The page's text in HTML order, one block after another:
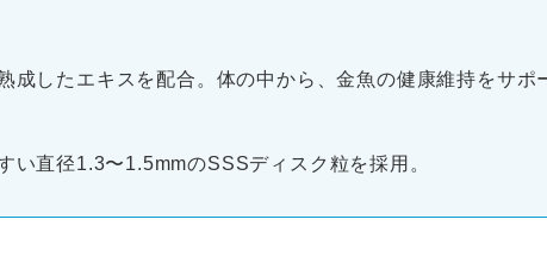
したエキスを配合。体の中から、金魚の健康維持をサポ
い直径1.3〜1.5mmのSSSディスク粒を採用。